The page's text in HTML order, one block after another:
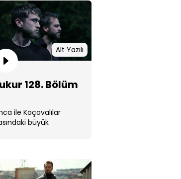
Alt Yazılı
128. Bölüm
ile Koçovalılar
büyük